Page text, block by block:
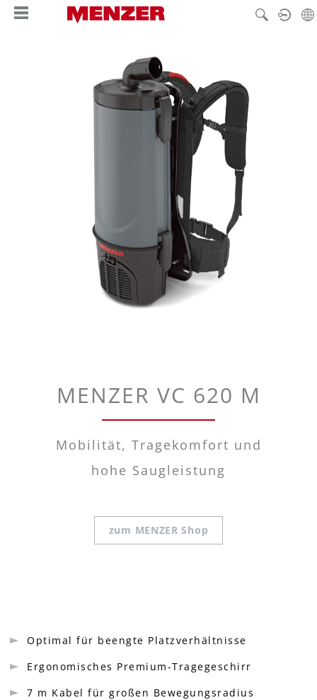
springen
MENZER VC 620 M
Mobilität, Tragekomfort und
hohe Saugleistung
zum MENZER Shop
Optimal für beengte Platzverhältnisse
Ergonomisches Premium-Tragegeschirr
7 m Kabel für großen Bewegungsradius